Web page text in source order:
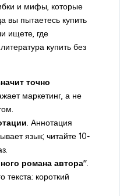
и мифы, которые
вы пытаетесь купить
ищете, где
купить без
точно
маркетинг, а не
. Аннотация
язык; читайте 10-
романа автора".
текста: короткий